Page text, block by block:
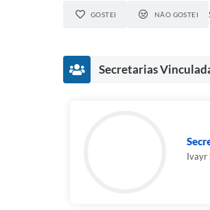
GOSTEI NÃO GOSTEI
Secretarias
Ivayr